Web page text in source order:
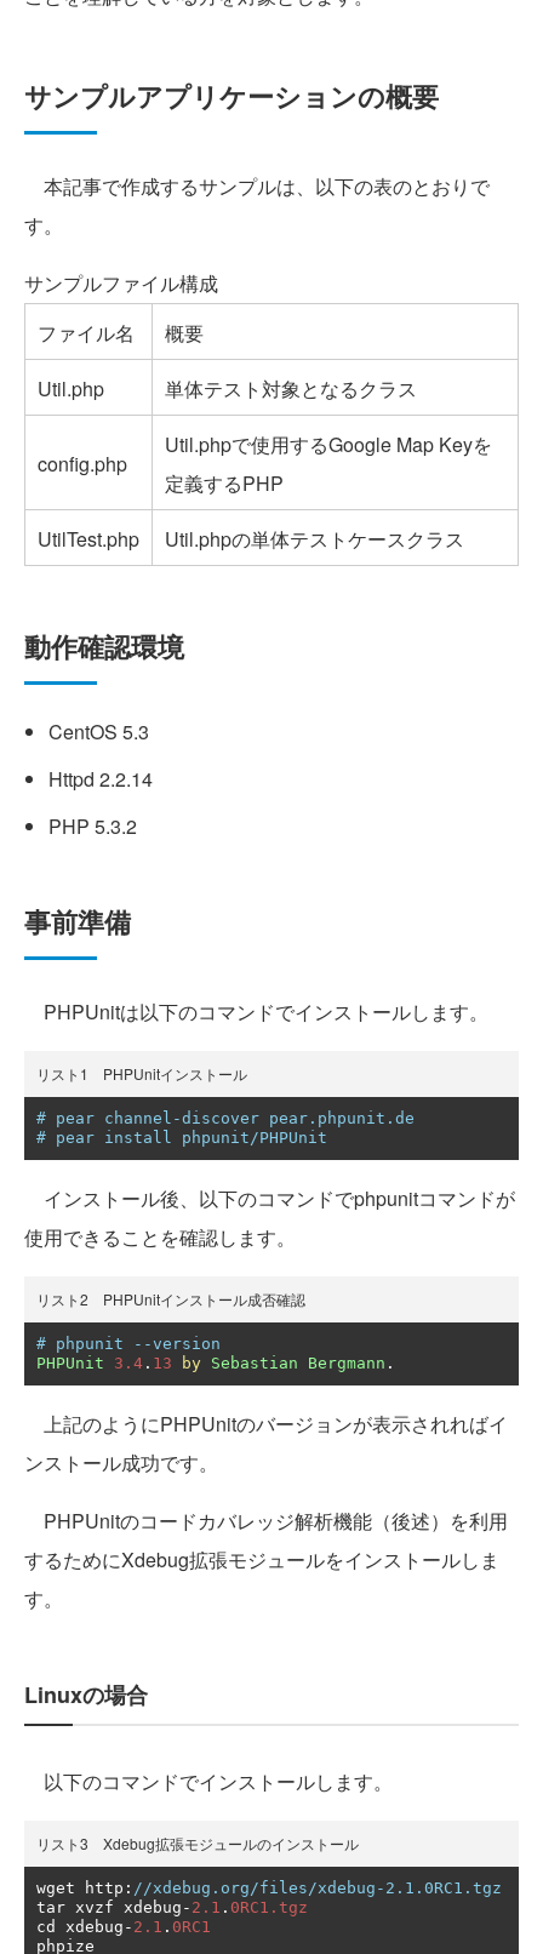
サンプルアプリケーションの概要
本記事で作成するサンプルは、以下の表のとおりで
す。
サンプルファイル構成
ファイル名
概要
Util.php
単体テスト対象となるクラス
config.php
Util.phpで使用するGoogle Map Keyを
定義するPHP
UtilTest.php
Util.phpの単体テストケースクラス
動作確認環境
CentOS 5.3
Httpd 2.2.14
PHP 5.3.2
事前準備
PHPUnitは以下のコマンドでインストールします。
リスト1 PHPUnitインストール
# pear channel-discover pear.phpunit.de
# pear install phpunit/PHPUnit
インストール後、以下のコマンドでphpunitコマンドが
使用できることを確認します。
リスト2 PHPUnitインストール成否確認
# phpunit --version
PHPUnit
3.4 . 13 by Sebastian Bergmann .
上記のようにPHPUnitのバージョンが表示されればイ
ンストール成功です。
PHPUnitのコードカバレッジ解析機能（後述）を利用
するためにXdebug拡張モジュールをインストールしま
す。
Linuxの場合
以下のコマンドでインストールします。
リスト3 Xdebug拡張モジュールのインストール
wget http : //xdebug.org/files/xdebug-2.1.0RC1.tgz
tar xvzf xdebug - 2.1 . 0RC1.tgz
cd xdebug - 2.1 . 0RC1